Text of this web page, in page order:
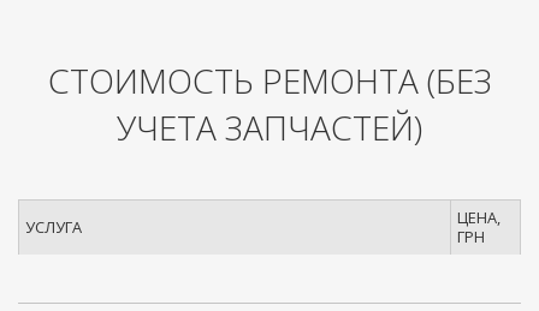
СТОИМОСТЬ РЕМОНТА(БЕЗ
УЧЕТА ЗАПЧАСТЕЙ)
УСЛУГА
ЦЕНА,
ГРН